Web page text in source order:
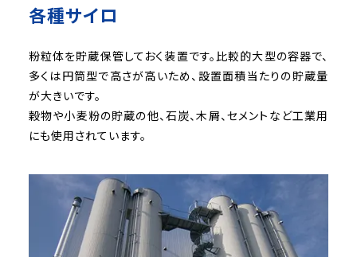
会社案内
採用情報
お問い合わせ
各種サイロ
粉粒体を貯蔵保管しておく装置です。比較的大型の容器で、
多くは円筒型で高さが高いため、設置面積当たりの貯蔵量
が大きいです。
穀物や小麦粉の貯蔵の他、石炭、木屑、セメントなど工業用
にも使用されています。